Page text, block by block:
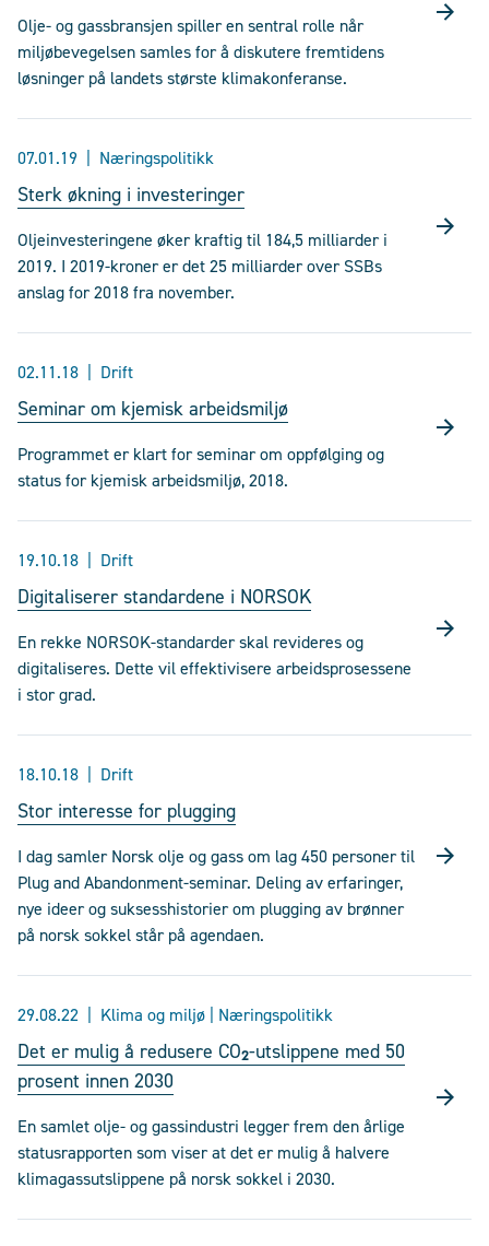
Olje- og gassbransjen spiller en sentral rolle når
miljøbevegelsen samles for å diskutere fremtidens
løsninger på landets største klimakonferanse.
07.01.19 Næringspolitikk
Sterk økning i investeringer
Oljeinvesteringene øker kraftig til 184,5 milliarder i
2019. I 2019-kroner er det 25 milliarder over SSBs
anslag for 2018 fra november.
02.11.18 Drift
Seminar om kjemisk arbeidsmiljø
Programmet er klart for seminar om oppfølging og
status for kjemisk arbeidsmiljø, 2018.
19.10.18 Drift
Digitaliserer standardene i NORSOK
En rekke NORSOK-standarder skal revideres og
digitaliseres. Dette vil effektivisere arbeidsprosessene
i stor grad.
18.10.18 Drift
Stor interesse for plugging
I dag samler Norsk olje og gass om lag 450 personer til
Plug and Abandonment-seminar. Deling av erfaringer,
nye ideer og suksesshistorier om plugging av brønner
på norsk sokkel står på agendaen.
29.08.22 Klima og miljø | Næringspolitikk
Det er mulig å redusere CO₂-utslippene med 50
prosent innen 2030
En samlet olje- og gassindustri legger frem den årlige
statusrapporten som viser at det er mulig å halvere
klimagassutslippene på norsk sokkel i 2030.